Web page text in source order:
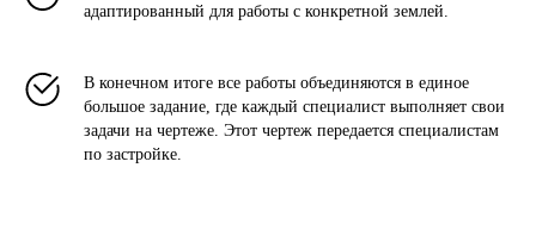
адаптированный для работы с конкретной землей.
В конечном итоге все работы объединяются в единое
большое задание, где каждый специалист выполняет свои
задачи на чертеже. Этот чертеж передается специалистам
по застройке.